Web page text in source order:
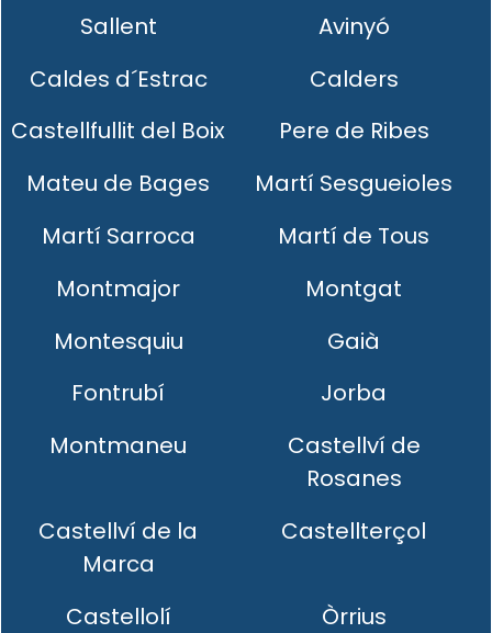
Sallent
Avinyó
Caldes d´Estrac
Calders
Castellfullit del Boix
Pere de Ribes
Mateu de Bages
Martí Sesgueioles
Martí Sarroca
Martí de Tous
Montmajor
Montgat
Montesquiu
Gaià
Fontrubí
Jorba
Montmaneu
Castellví de
Rosanes
Castellví de la
Marca
Castellterçol
Castellolí
Òrrius